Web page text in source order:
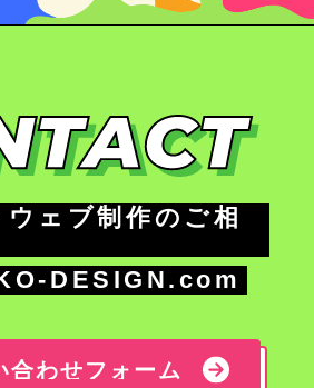
ウェブ制作のご相
DESIGN.com
合わせフォーム